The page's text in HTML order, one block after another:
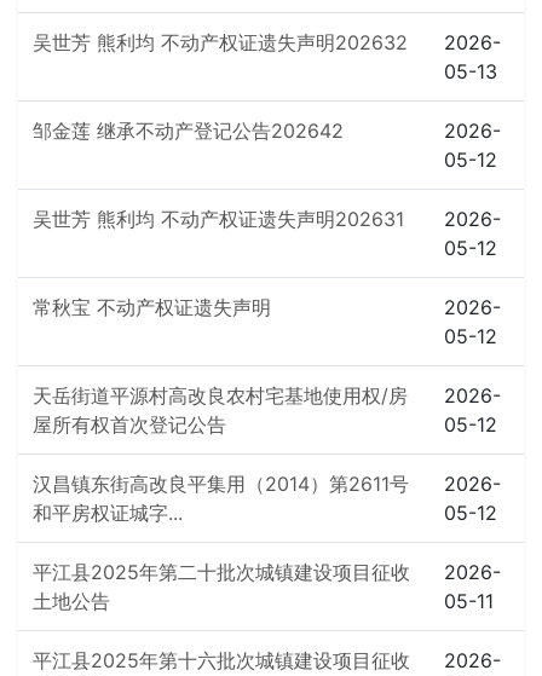
吴世芳 熊利均 不动产权证遗失声明202632
2026-
05-13
邹金莲 继承不动产登记公告202642
2026-
05-12
吴世芳 熊利均 不动产权证遗失声明202631
2026-
05-12
常秋宝 不动产权证遗失声明
2026-
05-12
天岳街道平源村高改良农村宅基地使用权/房
屋所有权首次登记公告
2026-
05-12
汉昌镇东街高改良平集用（2014）第2611号
和平房权证城字...
2026-
05-12
平江县2025年第二十批次城镇建设项目征收
土地公告
2026-
05-11
平江县2025年第十六批次城镇建设项目征收
2026-